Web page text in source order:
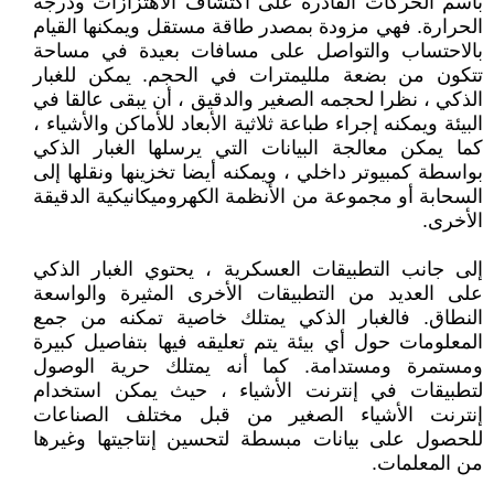
الحرارة. فهي مزودة بمصدر طاقة مستقل ويمكنها القيام
بالاحتساب والتواصل على مسافات بعيدة في مساحة
تتكون من بضعة ملليمترات في الحجم. يمكن للغبار
الذكي ، نظرا لحجمه الصغير والدقيق ، أن يبقى عالقا في
البيئة ويمكنه إجراء طباعة ثلاثية الأبعاد للأماكن والأشياء ،
كما يمكن معالجة البيانات التي يرسلها الغبار الذكي
بواسطة كمبيوتر داخلي ، ويمكنه أيضا تخزينها ونقلها إلى
السحابة أو مجموعة من الأنظمة الكهروميكانيكية الدقيقة
الأخرى.
إلى جانب التطبيقات العسكرية ، يحتوي الغبار الذكي
على العديد من التطبيقات الأخرى المثيرة والواسعة
النطاق. فالغبار الذكي يمتلك خاصية تمكنه من جمع
المعلومات حول أي بيئة يتم تعليقه فيها بتفاصيل كبيرة
ومستمرة ومستدامة. كما أنه يمتلك حرية الوصول
لتطبيقات في إنترنت الأشياء ، حيث يمكن استخدام
إنترنت الأشياء الصغير من قبل مختلف الصناعات
للحصول على بيانات مبسطة لتحسين إنتاجيتها وغيرها
من المعلمات.